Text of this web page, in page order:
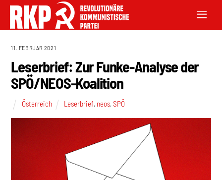
11. FEBRUAR 2021
Leserbrief: Zur Funke-Analyse der
SPÖ/NEOS-Koalition
Österreich Leserbrief, neos,SPÖ